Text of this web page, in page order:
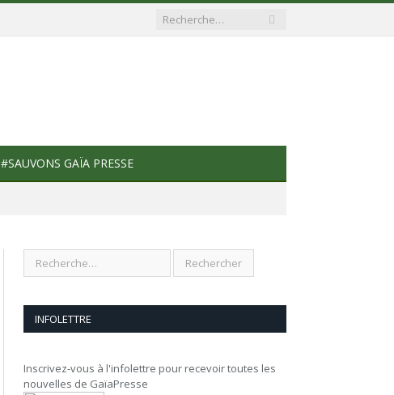
#SAUVONS GAÏA PRESSE
INFOLETTRE
Inscrivez-vous à l'infolettre pour recevoir toutes les
nouvelles de GaïaPresse